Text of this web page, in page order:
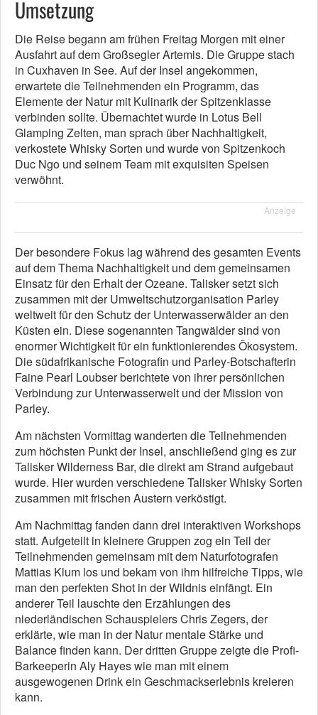
Umsetzung
Die Reise begann am frühen Freitag Morgen mit einer
Ausfahrt auf dem Großsegler Artemis. Die Gruppe stach
in Cuxhaven in See. Auf der Insel angekommen,
erwartete die Teilnehmenden ein Programm, das
Elemente der Natur mit Kulinarik der Spitzenklasse
verbinden sollte. Übernachtet wurde in Lotus Bell
Glamping Zelten, man sprach über Nachhaltigkeit,
verkostete Whisky Sorten und wurde von Spitzenkoch
Duc Ngo und seinem Team mit exquisiten Speisen
verwöhnt.
Anzeige
Der besondere Fokus lag während des gesamten Events
auf dem Thema Nachhaltigkeit und dem gemeinsamen
Einsatz für den Erhalt der Ozeane. Talisker setzt sich
zusammen mit der Umweltschutzorganisation Parley
weltweit für den Schutz der Unterwasserwälder an den
Küsten ein. Diese sogenannten Tangwälder sind von
enormer Wichtigkeit für ein funktionierendes Ökosystem.
Die südafrikanische Fotografin und Parley-Botschafterin
Faine Pearl Loubser berichtete von ihrer persönlichen
Verbindung zur Unterwasserwelt und der Mission von
Parley.
Am nächsten Vormittag wanderten die Teilnehmenden
zum höchsten Punkt der Insel, anschließend ging es zur
Talisker Wilderness Bar, die direkt am Strand aufgebaut
wurde. Hier wurden verschiedene Talisker Whisky Sorten
zusammen mit frischen Austern verköstigt.
Am Nachmittag fanden dann drei interaktiven Workshops
statt. Aufgeteilt in kleinere Gruppen zog ein Teil der
Teilnehmenden gemeinsam mit dem Naturfotografen
Mattias Klum los und bekam von ihm hilfreiche Tipps, wie
man den perfekten Shot in der Wildnis einfängt. Ein
anderer Teil lauschte den Erzählungen des
niederländischen Schauspielers Chris Zegers, der
erklärte, wie man in der Natur mentale Stärke und
Balance finden kann. Der dritten Gruppe zeigte die Profi-
Barkeeperin Aly Hayes wie man mit einem
ausgewogenen Drink ein Geschmackserlebnis kreieren
kann.